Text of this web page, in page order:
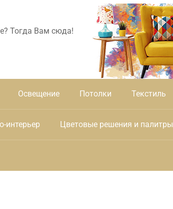
Тогда Вам сюда!
Освещение Потолки Текстиль
интерьер Цветовые решения и палитры